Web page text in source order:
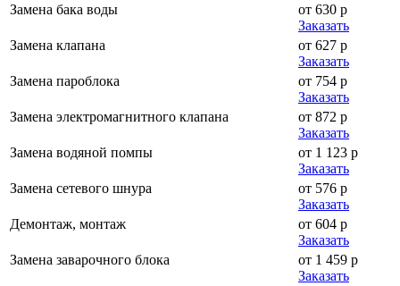
Замена бака воды
от 630 р
Заказать
Замена клапана
от 627 р
Заказать
Замена пароблока
от 754 р
Заказать
Замена электромагнитного клапана
от 872 р
Заказать
Замена водяной помпы
от 1 123 р
Заказать
Замена сетевого шнура
от 576 р
Заказать
Демонтаж, монтаж
от 604 р
Заказать
Замена заварочного блока
от 1 459 р
Заказать